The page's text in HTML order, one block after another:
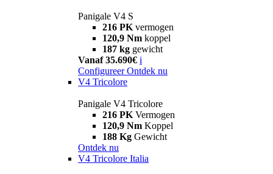
Panigale V4 S
216 PK vermogen
120,9 Nm koppel
187 kg gewicht
Vanaf 35.690€ i
Configureer Ontdek nu
V4 Tricolore
Panigale V4 Tricolore
216 PK Vermogen
120,9 Nm Koppel
188 Kg Gewicht
Ontdek nu
V4 Tricolore Italia